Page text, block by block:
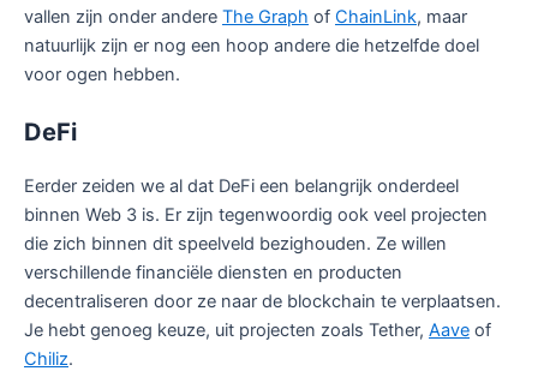
vallen zijn onder andere The Graph of ChainLink, maar
natuurlijk zijn er nog een hoop andere die hetzelfde doel
voor ogen hebben.
DeFi
Eerder zeiden we al dat DeFi een belangrijk onderdeel
binnen Web 3 is. Er zijn tegenwoordig ook veel projecten
die zich binnen dit speelveld bezighouden. Ze willen
verschillende financiële diensten en producten
decentraliseren door ze naar de blockchain te verplaatsen.
Je hebt genoeg keuze, uit projecten zoals Tether, Aave of
Chiliz.